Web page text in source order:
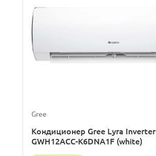
Gree
Кондиционер Gree Lyra Inverter
GWH12ACC-K6DNA1F (white)